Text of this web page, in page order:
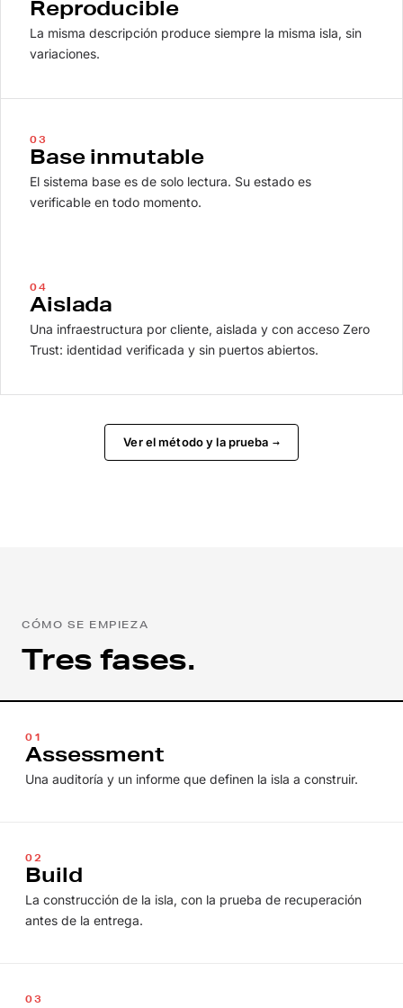
Reproducible
La misma descripción produce siempre la misma isla, sin
variaciones.
03
Base inmutable
El sistema base es de solo lectura. Su estado es
verificable en todo momento.
04
Aislada
Una infraestructura por cliente, aislada y con acceso Zero
Trust: identidad verificada y sin puertos abiertos.
Ver el método y la prueba →
CÓMO SE EMPIEZA
Tres fases.
01
Assessment
Una auditoría y un informe que definen la isla a construir.
02
Build
La construcción de la isla, con la prueba de recuperación
antes de la entrega.
03